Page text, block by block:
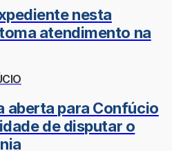
nesta
atendimento na
aberta para Confúcio
de disputar o